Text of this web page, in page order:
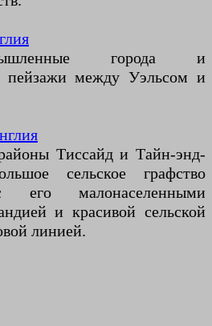
города и
пейзажи между Уэльсом и
Тиссайд и Тайн-энд-
сельское графство
его малонаселенными
и красивой сельской
линией.